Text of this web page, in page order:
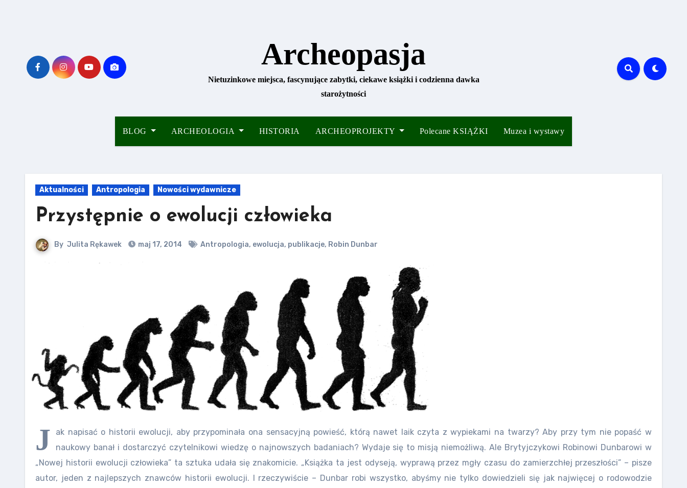
Archeopasja
Nietuzinkowe miejsca, fascynujące zabytki, ciekawe książki i codzienna dawka
starożytności
BLOG ARCHEOLOGIA HISTORIA ARCHEOPROJEKTY Polecane KSIĄŻKI Muzea i wystawy
Aktualności Antropologia Nowości wydawnicze
Przystępnie o ewolucji człowieka
By Julita Rękawek maj 17, 2014 Antropologia, ewolucja, publikacje, Robin Dunbar
J
ak napisać o historii ewolucji, aby przypominała ona sensacyjną powieść, którą nawet laik czyta z wypiekami na twarzy? Aby przy tym nie popaść w
naukowy banał i dostarczyć czytelnikowi wiedzę o najnowszych badaniach? Wydaje się to misją niemożliwą. Ale Brytyjczykowi Robinowi Dunbarowi w
„Nowej historii ewolucji człowieka” ta sztuka udała się znakomicie. „Książka ta jest odyseją, wyprawą przez mgły czasu do zamierzchłej przeszłości” – pisze
autor, jeden z najlepszych znawców historii ewolucji. I rzeczywiście – Dunbar robi wszystko, abyśmy nie tylko dowiedzieli się jak najwięcej o rodowodzie